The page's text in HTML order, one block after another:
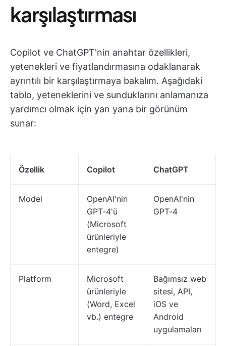
karşılaştırması
Copilot ve ChatGPT'nin anahtar özellikleri,
yetenekleri ve fiyatlandırmasına odaklanarak
ayrıntılı bir karşılaştırmaya bakalım. Aşağıdaki
tablo, yeteneklerini ve sunduklarını anlamanıza
yardımcı olmak için yan yana bir görünüm
sunar:
Özellik Copilot ChatGPT
Model
OpenAI'nin
GPT-4'ü
(Microsoft
ürünleriyle
entegre)
OpenAI'nin
GPT-4
Platform
Microsoft
ürünleriyle
(Word, Excel
vb.) entegre
Bağımsız web
sitesi, API,
iOS ve
Android
uygulamaları